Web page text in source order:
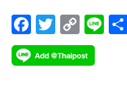
F
ac
e
T
wi
tt
C
o
p
Li